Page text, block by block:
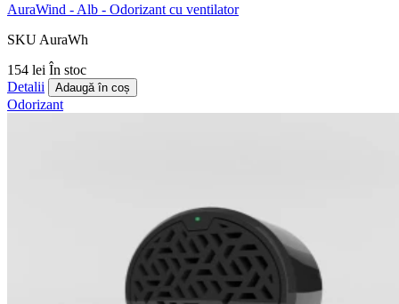
AuraWind - Alb - Odorizant cu ventilator
SKU AuraWh
154 lei În stoc
Detalii
Adaugă în coș
Odorizant